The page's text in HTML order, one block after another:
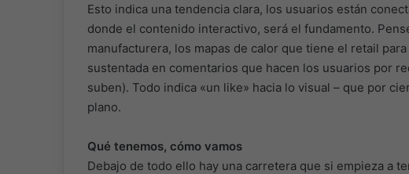
Esto indica una tendencia clara, los usuarios están
donde el contenido interactivo, será el fundamento.
manufacturera, los mapas de calor que tiene el retail
sustentada en comentarios que hacen los usuarios por
suben). Todo indica «un like» hacia lo visual – que por
plano.
Qué tenemos, cómo vamos
Debajo de todo ello hay una carretera que si empieza a